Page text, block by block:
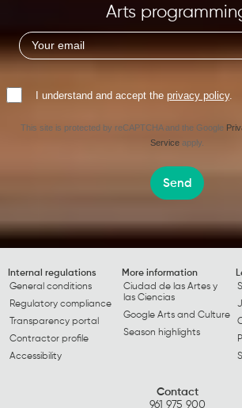
Arts
I understand and accept the privacy policy.
This site is protected by reCAPTCHA and the Google
Service apply.
Send
Internal regulations
General conditions
Regulatory compliance
Transparency portal
Contractor profile
Accessibility
More information
Ciudad de las Artes y
las Ciencias
Google Arts and Culture
Season highlights
Contact
961 975 900